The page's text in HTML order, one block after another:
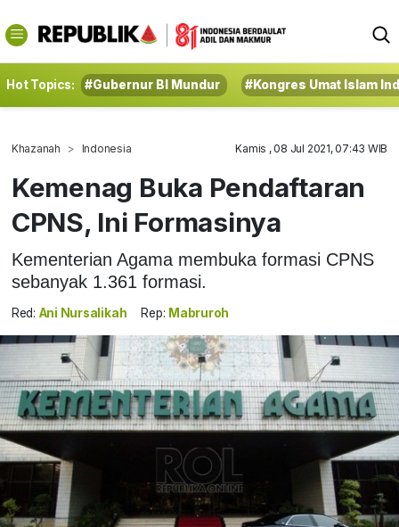
Hot Topics: #Gubernur BI Mundur #Kongres Umat Islam
Khazanah Indonesia Kamis , 08 Jul 2021, 07:43 WIB
Kemenag Buka Pendaftaran
CPNS, Ini Formasinya
Kementerian Agama membuka formasi CPNS
sebanyak 1.361 formasi.
Red: Ani Nursalikah Rep: Mabruroh